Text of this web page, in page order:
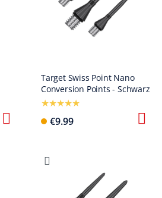
Target Swiss Point Nano
Conversion Points - Schwarz
€9.99